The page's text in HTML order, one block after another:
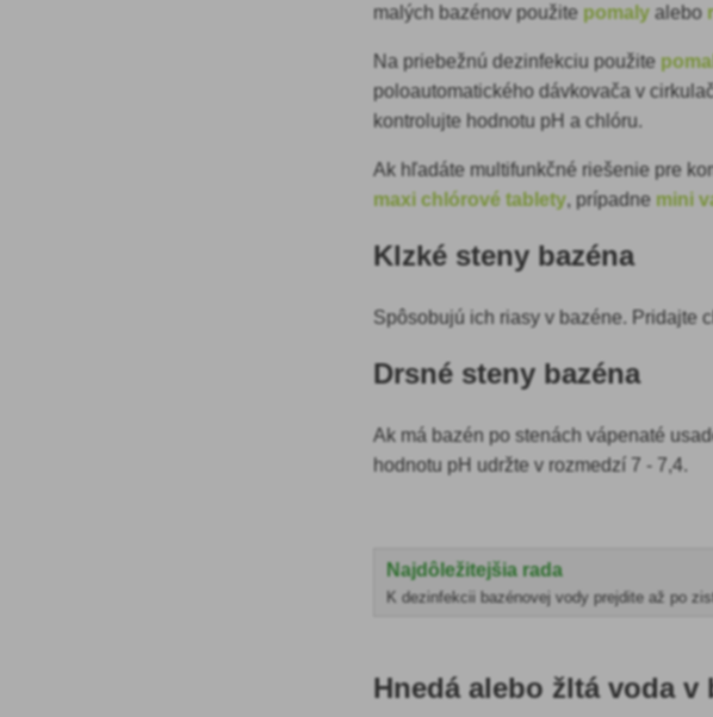
malých bazénov použitepomaly alebo
Napriebežnú dezinfekciu použite
poloautomatického dávkovača v
kontrolujte hodnotu pH a chlóru.
Ak hľadáte multifunkčné riešenie pre
maxi chlórové tablety, prípadnemini
Klzké steny bazéna
Spôsobujú ich riasy v bazéne. Pridajte
Drsné steny bazéna
Ak má bazén po stenách vápenaté
hodnotu pH udržte v rozmedzí 7 - 7,4.
Najdôležitejšia rada
K dezinfekcii bazénovej vody prejdite až po
Hnedá alebo žltá voda v